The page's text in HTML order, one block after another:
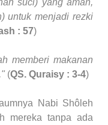
suci) yang aman,
untuk menjadi rezki
: 57)
memberi makanan
(QS. Quraisy : 3-4)
Nabi Shôleh
mereka tanpa ada